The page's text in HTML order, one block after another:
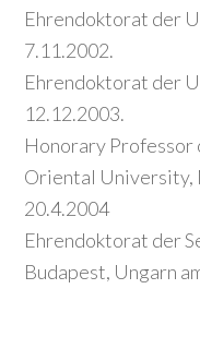
Ehrendoktorat der
7.11.2002.
Ehrendoktorat der
12.12.2003.
Honorary Professor
Oriental University,
20.4.2004
Ehrendoktorat der
Budapest, Ungarn